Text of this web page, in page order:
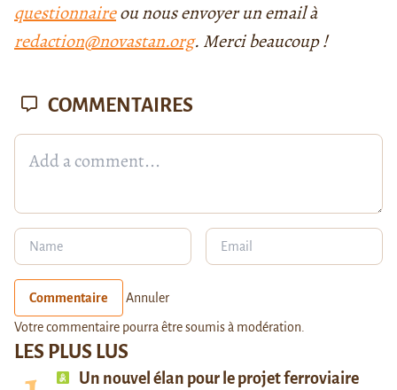
questionnaireou nous envoyer un email à
redaction@novastan.org. Merci beaucoup !
LES PLUS LUS
Un nouvel élan pour le projet ferroviaire
COMMENTAIRES
Commentaire Annuler
Votre commentaire pourra être soumis à modération.